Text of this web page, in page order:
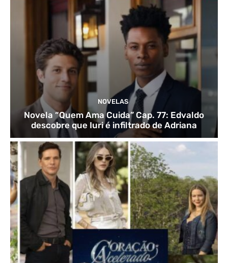
NOVELAS
Novela “Quem Ama Cuida” Cap. 77: Edvaldo
descobre que Iuri é infiltrado de Adriana